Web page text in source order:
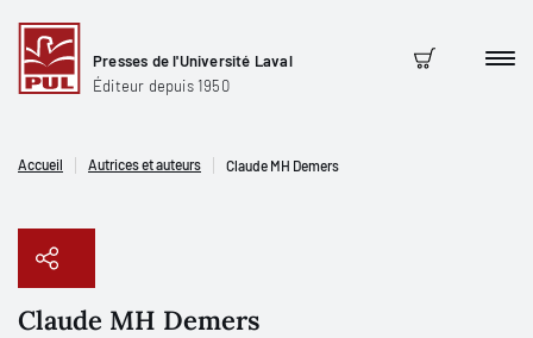
Presses de l'Université Laval
Éditeur depuis 1950
Panier
Accueil Autrices et auteurs Claude MH Demers
Claude MH Demers